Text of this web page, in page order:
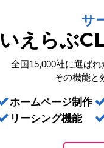
サ
いえらぶ
全国15,000社に選ばれ
その機能と
ホームページ制作
リーシング機能